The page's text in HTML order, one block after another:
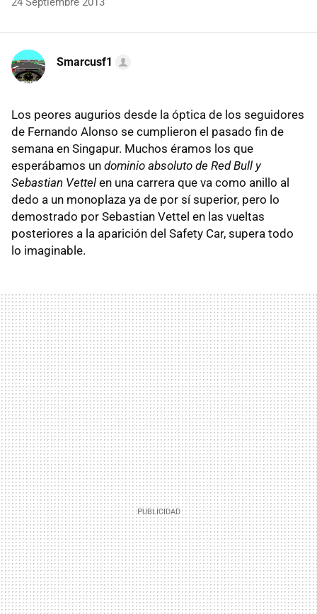
Smarcusf1
Los peores augurios desde la óptica de los seguidores
de Fernando Alonso se cumplieron el pasado fin de
semana en Singapur. Muchos éramos los que
esperábamos un dominio absoluto de Red Bull y
Sebastian Vettel en una carrera que va como anillo al
dedo a un monoplaza ya de por sí superior, pero lo
demostrado por Sebastian Vettel en las vueltas
posteriores a la aparición del Safety Car, supera todo
lo imaginable.